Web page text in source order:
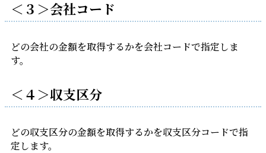
＜３＞会社コード
どの会社の金額を取得するかを会社コードで指定しま
す。
＜４＞収支区分
どの収支区分の金額を取得するかを収支区分コードで指
定します。